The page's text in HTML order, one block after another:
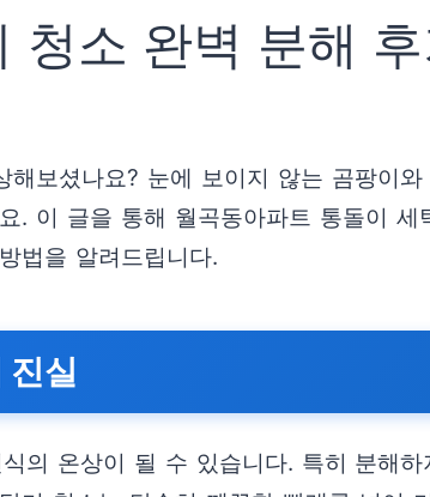
청소 완벽 분해 후
보셨나요? 눈에 보이지 않는 곰팡이
. 이 글을 통해 월곡동아파트 통돌이
법을 알려드립니다.
진실
의 온상이 될 수 있습니다. 특히 분해